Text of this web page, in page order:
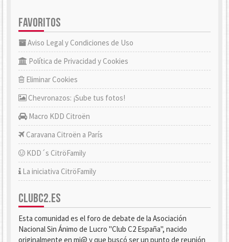
FAVORITOS
Aviso Legal y Condiciones de Uso
Política de Privacidad y Cookies
Eliminar Cookies
Chevronazos: ¡Sube tus fotos!
Macro KDD Citroën
Caravana Citroën a París
KDD´s CitröFamily
La iniciativa CitröFamily
CLUBC2.ES
Esta comunidad es el foro de debate de la Asociación
Nacional Sin Ánimo de Lucro "Club C2 España", nacido
originalmente en mi@ y que buscó ser un punto de reunión